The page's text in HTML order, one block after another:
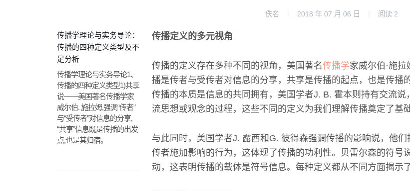
佚名 2018 年 07 月 06 日 阅读 2
传播学理论与实务导论：
传播的四种定义类型及不
足分析
传播学理论与实务导论1、
传播的四种定义类型1)共享
说——美国著名传播学家
威尔伯. 施拉姆,强调“传者”
与“受传者”对信息的分享,
“共享”信息既是传播的出发
点,也是其归宿。
传播定义的多元视角
传播的定义存在多种不同的视角，美国著名传播学家威尔伯·施
播是传者与受传者对信息的分享，共享是传播的起点，也是传播
传播的本质是信息的共同拥有，美国学者J. B. 霍本则持有交流说
流思想或观念的过程，这些不同的定义为我们理解传播奠定了基础
与此同时，美国学者J. 露西和G. 彼得森强调传播的影响说，他
传者施加影响的行为，这体现了传播的功利性。贝雷尔森的符号
动，这表明传播的载体是符号信息。每种定义都从不同方面揭示